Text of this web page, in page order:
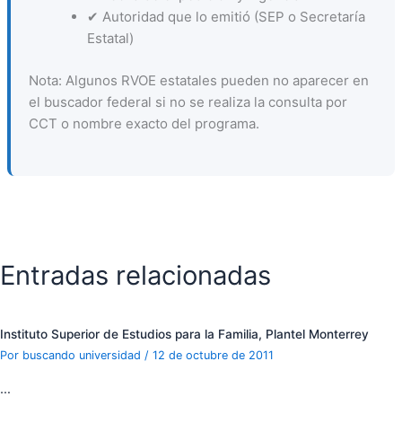
✔ Autoridad que lo emitió (SEP o Secretaría
Estatal)
Nota: Algunos RVOE estatales pueden no aparecer en
el buscador federal si no se realiza la consulta por
CCT o nombre exacto del programa.
Entradas relacionadas
Instituto Superior de Estudios para la Familia, Plantel Monterrey
Por buscando universidad / 12 de octubre de 2011
…